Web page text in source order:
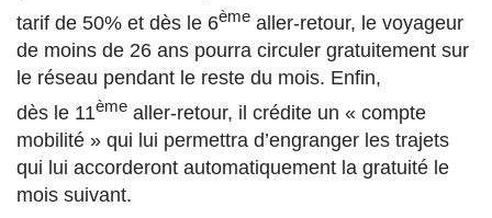
tarif de 50% et dès le 6ème aller-retour, le voyageur
de moins de 26 ans pourra circuler gratuitement sur
le réseau pendant le reste du mois. Enfin,
dès le 11ème aller-retour, il crédite un « compte
mobilité » qui lui permettra d’engranger les trajets
qui lui accorderont automatiquement la gratuité le
mois suivant.